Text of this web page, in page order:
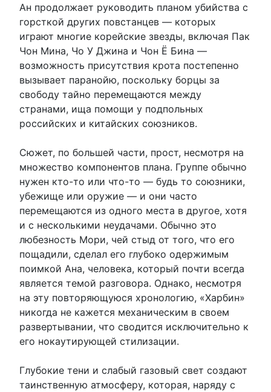
Ан продолжает руководить планом убийства с
горсткой других повстанцев — которых
играют многие корейские звезды, включая Пак
Чон Мина, Чо У Джина и Чон Ё Бина —
возможность присутствия крота постепенно
вызывает паранойю, поскольку борцы за
свободу тайно перемещаются между
странами, ища помощи у подпольных
российских и китайских союзников.
Сюжет, по большей части, прост, несмотря на
множество компонентов плана. Группе обычно
нужен кто-то или что-то — будь то союзники,
убежище или оружие — и они часто
перемещаются из одного места в другое, хотя
и с несколькими неудачами. Обычно это
любезность Мори, чей стыд от того, что его
пощадили, сделал его глубоко одержимым
поимкой Ана, человека, который почти всегда
является темой разговора. Однако, несмотря
на эту повторяющуюся хронологию, «Харбин»
никогда не кажется механическим в своем
развертывании, что сводится исключительно к
его нокаутирующей стилизации.
Глубокие тени и слабый газовый свет создают
таинственную атмосферу, которая, наряду с